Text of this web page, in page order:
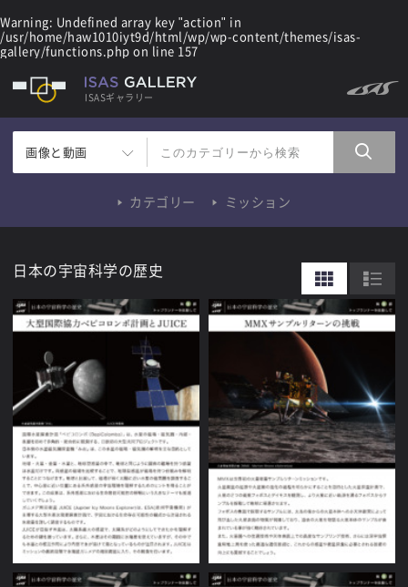
Warning: Undefined array key "action" in
/usr/home/haw1010iyt9d/html/wp/wp-content/themes/isas-
gallery/functions.php on line 157
ISASギャラリー
画像と動画
カテゴリー ミッション
日本の宇宙科学の歴史